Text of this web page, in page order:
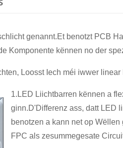
genannt.Et benotzt PCB
Komponente kënnen no der
Loosst Iech méi iwwer linear
1.LED Liichtbarren kënnen a
ginn.D'Differenz ass, datt LED
benotzen a kann net op
FPC als zesummegesate